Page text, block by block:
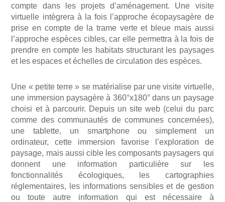
compte dans les projets d’aménagement. Une visite
virtuelle intègrera à la fois l’approche écopaysagère de
prise en compte de la trame verte et bleue mais aussi
l’approche espèces cibles, car elle permettra à la fois de
prendre en compte les habitats structurant les paysages
et les espaces et échelles de circulation des espèces.
Une « petite terre » se matérialise par une visite virtuelle,
une immersion paysagère à 360°x180° dans un paysage
choisi et à parcourir. Depuis un site web (celui du parc
comme des communautés de communes concernées),
une tablette, un smartphone ou simplement un
ordinateur, cette immersion favorise l’exploration de
paysage, mais aussi cible les composants paysagers qui
donnent une information particulière sur les
fonctionnalités écologiques, les cartographies
réglementaires, les informations sensibles et de gestion
ou toute autre information qui est nécessaire à